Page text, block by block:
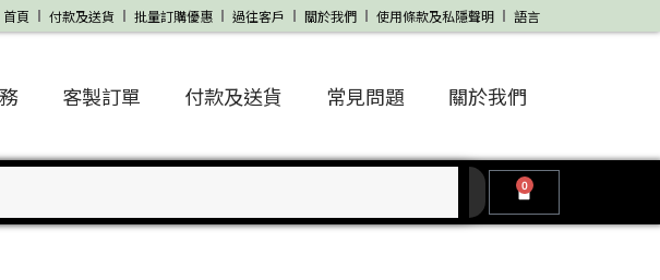
首頁 付款及送貨 批量訂購優惠 過往客戶 關於我們 使用條款及私隱聲明 語言
客製訂單 付款及送貨 常見問題 關於我們
0
Cart